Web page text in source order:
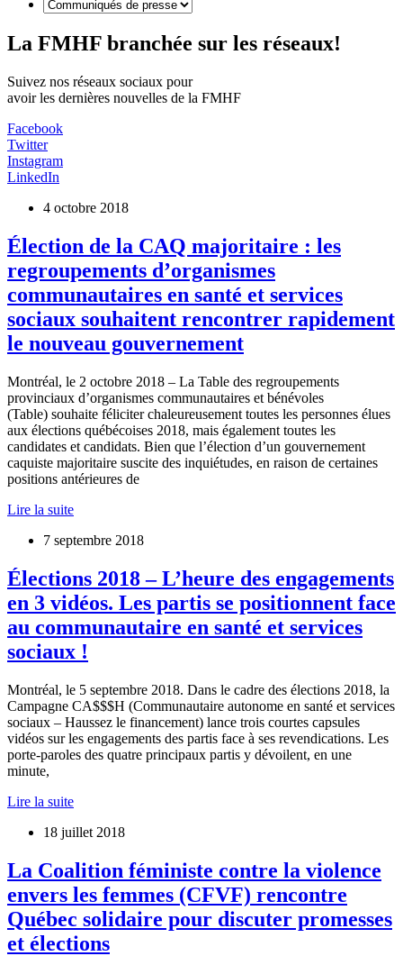
La FMHF branchée sur les réseaux!
Suivez nos réseaux sociaux pour
avoir les dernières nouvelles de la FMHF
Facebook
Twitter
Instagram
LinkedIn
4 octobre 2018
Élection de la CAQ majoritaire : les
regroupements d’organismes
communautaires en santé et services
sociaux souhaitent rencontrer rapidement
le nouveau gouvernement
Montréal, le 2 octobre 2018 – La Table des regroupements
provinciaux d’organismes communautaires et bénévoles
(Table) souhaite féliciter chaleureusement toutes les personnes élues
aux élections québécoises 2018, mais également toutes les
candidates et candidats. Bien que l’élection d’un gouvernement
caquiste majoritaire suscite des inquiétudes, en raison de certaines
positions antérieures de
Lire la suite
7 septembre 2018
Élections 2018 – L’heure des engagements
en 3 vidéos. Les partis se positionnent face
au communautaire en santé et services
sociaux !
Montréal, le 5 septembre 2018. Dans le cadre des élections 2018, la
Campagne CA$$$H (Communautaire autonome en santé et services
sociaux – Haussez le financement) lance trois courtes capsules
vidéos sur les engagements des partis face à ses revendications. Les
porte-paroles des quatre principaux partis y dévoilent, en une
minute,
Lire la suite
18 juillet 2018
La Coalition féministe contre la violence
envers les femmes (CFVF) rencontre
Québec solidaire pour discuter promesses
et élections